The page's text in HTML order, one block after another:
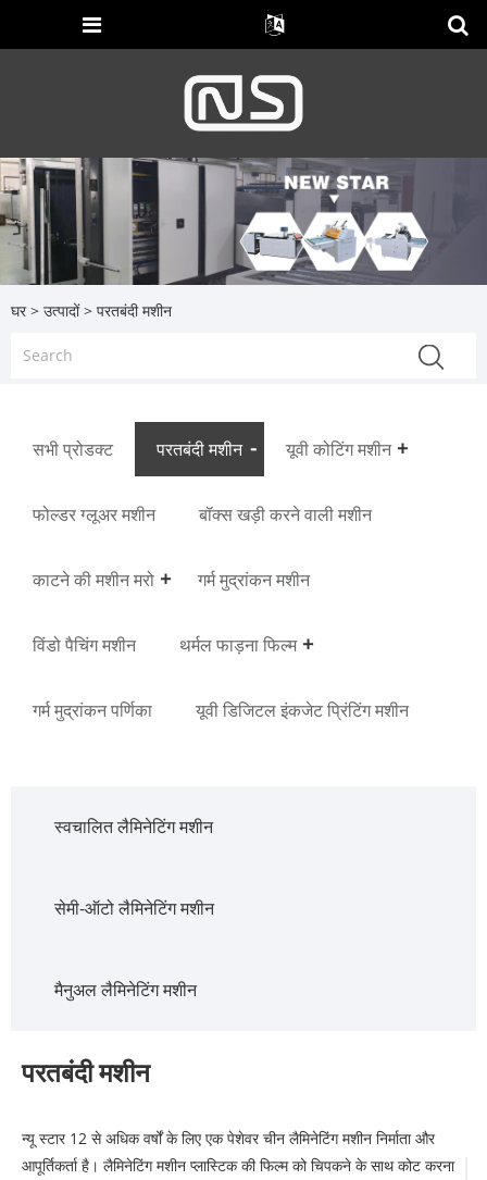
घर > उत्पादों> परतबंदी मशीन
सभी प्रोडक्ट परतबंदी मशीन यूवी कोटिंग मशीन
फोल्डर ग्लूअर मशीन बॉक्स खड़ी करने वाली मशीन
काटने की मशीन मरो गर्म मुद्रांकन मशीन
विंडो पैचिंग मशीन थर्मल फाड़ना फिल्म
गर्म मुद्रांकन पर्णिका यूवी डिजिटल इंकजेट प्रिंटिंग मशीन
स्वचालित लैमिनेटिंग मशीन
सेमी-ऑटो लैमिनेटिंग मशीन
मैनुअल लैमिनेटिंग मशीन
परतबंदी मशीन
न्यू स्टार 12 से अधिक वर्षों के लिए एक पेशेवर चीन लैमिनेटिंग मशीन निर्माता और
आपूर्तिकर्ता है। लैमिनेटिंग मशीन प्लास्टिक की फिल्म को चिपकने के साथ कोट करना